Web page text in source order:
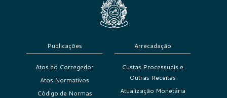
Publicações
Atos do Corregedor
Atos Normativos
Código de Normas
Arrecadação
Custas Processuais e
Outras Receitas
Atualização Monetária